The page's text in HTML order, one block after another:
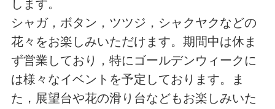
します。
シャガ，ボタン，ツツジ，シャクヤクなどの
花々をお楽しみいただけます。期間中は休ま
ず営業しており，特にゴールデンウィークに
は様々なイベントを予定しております。ま
た，展望台や花の滑り台などもお楽しみいた